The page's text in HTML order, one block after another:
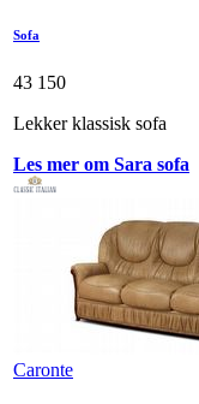
Sofa
43 150
Lekker klassisk sofa
Les mer om Sara sofa
Caronte